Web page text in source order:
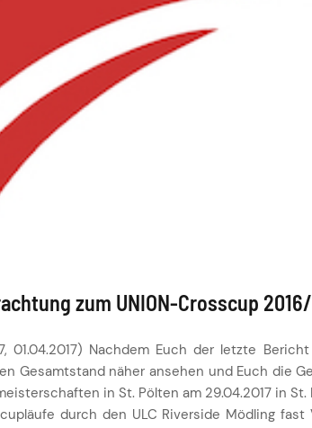
zum UNION-Crosscup
01.04.2017) Nachdem Euch der letzte
Gesamtstand näher ansehen und Euch die
in St. Pölten am 29.04.2017 in
durch den ULC Riverside Mödling